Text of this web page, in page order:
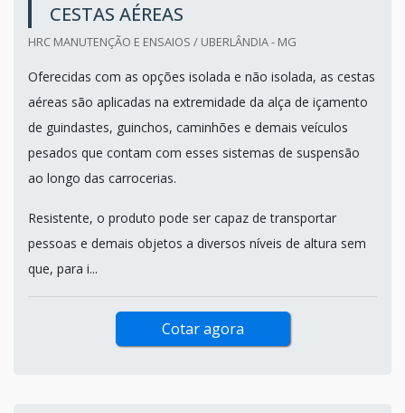
CESTAS AÉREAS
HRC MANUTENÇÃO E ENSAIOS / UBERLÂNDIA - MG
Oferecidas com as opções isolada e não isolada, as cestas
aéreas são aplicadas na extremidade da alça de içamento
de guindastes, guinchos, caminhões e demais veículos
pesados que contam com esses sistemas de suspensão
ao longo das carrocerias.
Resistente, o produto pode ser capaz de transportar
pessoas e demais objetos a diversos níveis de altura sem
que, para i...
Cotar agora